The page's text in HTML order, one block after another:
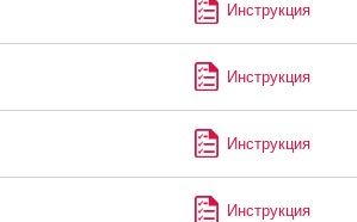
Инструкция
Инструкция
Инструкция
Инструкция